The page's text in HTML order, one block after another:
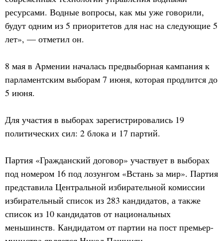
ресурсами. Водные вопросы, как мы уже говорили,
будут одним из 5 приоритетов для нас на следующие 5
лет», — отметил он.
8 мая в Армении началась предвыборная кампания к
парламентским выборам 7 июня, которая продлится до
5 июня.
Для участия в выборах зарегистрировались 19
политических сил: 2 блока и 17 партий.
Партия «Гражданский договор» участвует в выборах
под номером 16 под лозунгом «Встань за мир». Партия
представила Центральной избирательной комиссии
избирательный список из 283 кандидатов, а также
список из 10 кандидатов от национальных
меньшинств. Кандидатом от партии на пост премьер-